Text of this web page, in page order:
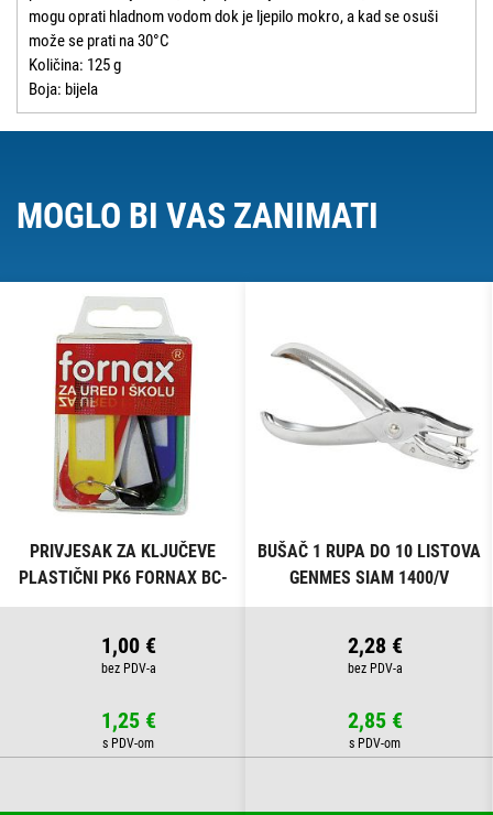
mogu oprati hladnom vodom dok je ljepilo mokro, a kad se osuši
može se prati na 30°C
Količina: 125 g
Boja: bijela
MOGLO BI VAS ZANIMATI
PRIVJESAK ZA KLJUČEVE
PLASTIČNI PK6 FORNAX BC-
B13 BLISTER
1,00 €
1,25 €
BUŠAČ 1 RUPA DO 10 LISTOVA
GENMES SIAM 1400/V
2,28 €
2,85 €